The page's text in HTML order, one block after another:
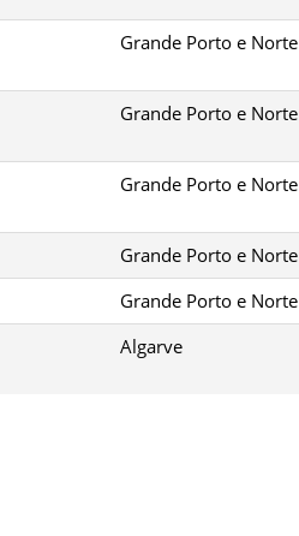
Grande Porto e Norte
Grande Porto e Norte
Grande Porto e Norte
Grande Porto e Norte
Grande Porto e Norte
Algarve